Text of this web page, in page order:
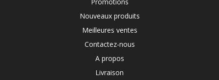
Nouveaux produits
Meilleures ventes
Contactez-nous
A propos
Livraison